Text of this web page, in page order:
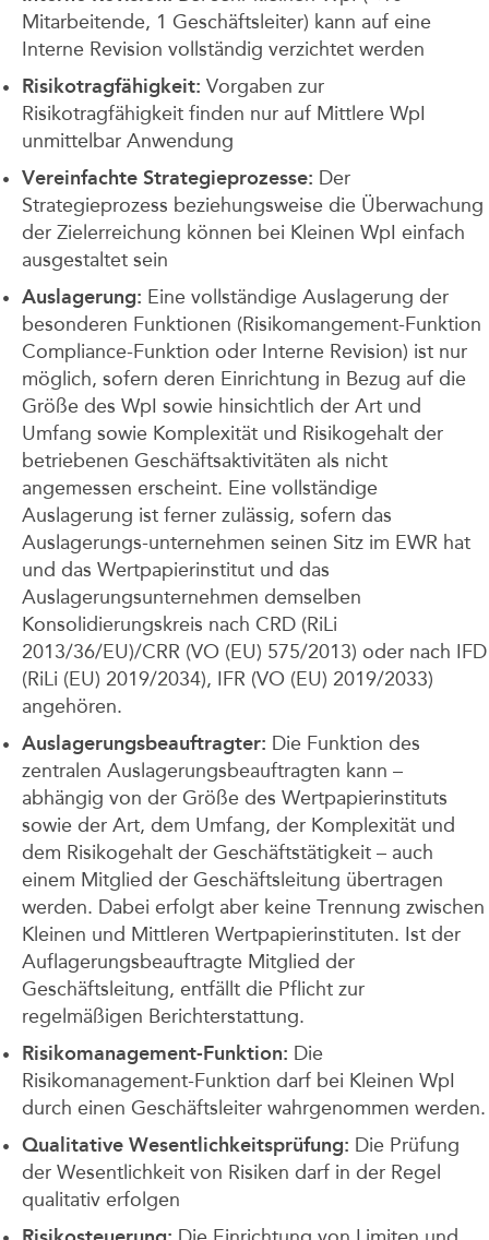
Mitarbeitende, 1 Geschäftsleiter) kann auf eine
Interne Revision vollständig verzichtet werden
Risikotragfähigkeit: Vorgaben zur
Risikotragfähigkeit finden nur auf Mittlere WpI
unmittelbar Anwendung
Vereinfachte Strategieprozesse: Der
Strategieprozess beziehungsweise die Überwachung
der Zielerreichung können bei Kleinen WpI einfach
ausgestaltet sein
Auslagerung: Eine vollständige Auslagerung der
besonderen Funktionen (Risikomangement-Funktion
Compliance-Funktion oder Interne Revision) ist nur
möglich, sofern deren Einrichtung in Bezug auf die
Größe des WpI sowie hinsichtlich der Art und
Umfang sowie Komplexität und Risikogehalt der
betriebenen Geschäftsaktivitäten als nicht
angemessen erscheint. Eine vollständige
Auslagerung ist ferner zulässig, sofern das
Auslagerungs-unternehmen seinen Sitz im EWR hat
und das Wertpapierinstitut und das
Auslagerungsunternehmen demselben
Konsolidierungskreis nach CRD (RiLi
2013/36/EU)/CRR (VO (EU) 575/2013) oder nach IFD
(RiLi (EU) 2019/2034), IFR (VO (EU) 2019/2033)
angehören.
Auslagerungsbeauftragter: Die Funktion des
zentralen Auslagerungsbeauftragten kann –
abhängig von der Größe des Wertpapierinstituts
sowie der Art, dem Umfang, der Komplexität und
dem Risikogehalt der Geschäftstätigkeit – auch
einem Mitglied der Geschäftsleitung übertragen
werden. Dabei erfolgt aber keine Trennung zwischen
Kleinen und Mittleren Wertpapierinstituten. Ist der
Auflagerungsbeauftragte Mitglied der
Geschäftsleitung, entfällt die Pflicht zur
regelmäßigen Berichterstattung.
Risikomanagement-Funktion: Die
Risikomanagement-Funktion darf bei Kleinen WpI
durch einen Geschäftsleiter wahrgenommen werden.
Qualitative Wesentlichkeitsprüfung: Die Prüfung
der Wesentlichkeit von Risiken darf in der Regel
qualitativ erfolgen